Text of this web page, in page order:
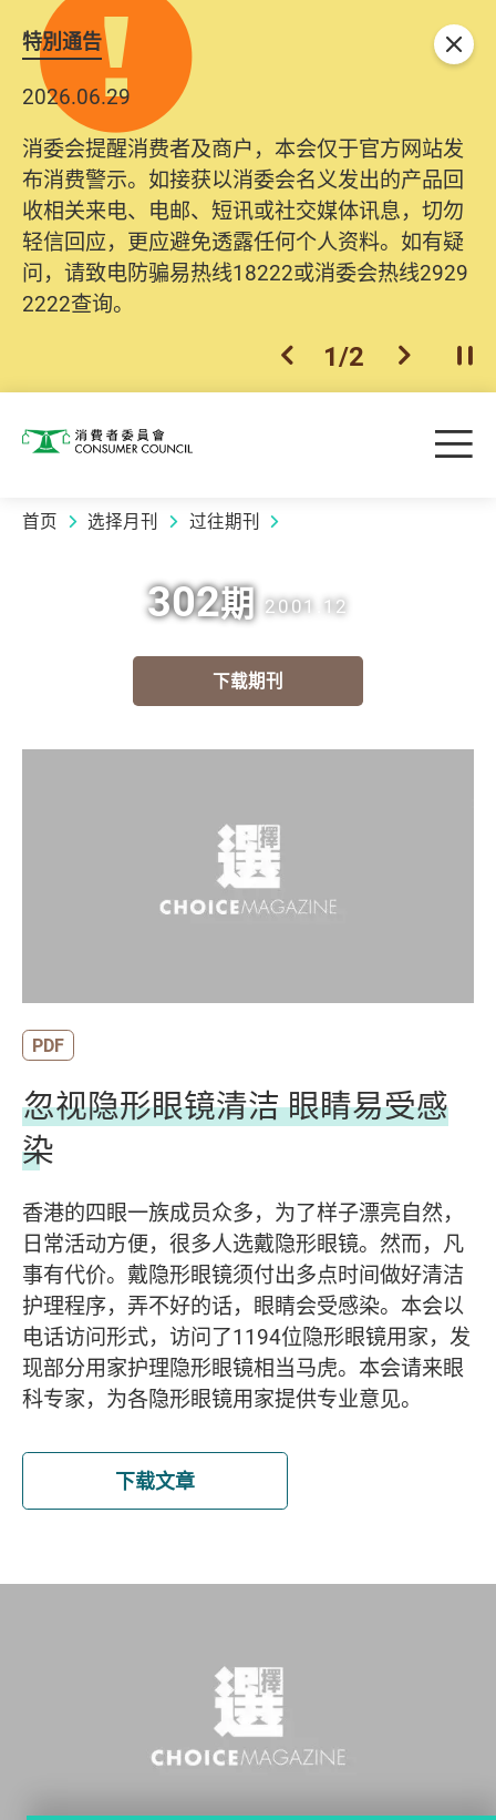
特別通告
2026.06.29
消委会提醒消费者及商户，本会仅于官方网站发
布消费警示。如接获以消委会名义发出的产品回
收相关来电、电邮、短讯或社交媒体讯息，切勿
轻信回应，更应避免透露任何个人资料。如有疑
问，请致电防骗易热线18222或消委会热线2929
2222查询。
上一个
1/2 下一个开
关闭
消费者委员会 目
首页 选择月刊 过往期刊
302期 2001.12
下载期刊
PDF
忽视隐形眼镜清洁 眼睛易受感
染
香港的四眼一族成员众多，为了样子漂亮自然，
日常活动方便，很多人选戴隐形眼镜。然而，凡
事有代价。戴隐形眼镜须付出多点时间做好清洁
护理程序，弄不好的话，眼睛会受感染。本会以
电话访问形式，访问了1194位隐形眼镜用家，发
现部分用家护理隐形眼镜相当马虎。本会请来眼
科专家，为各隐形眼镜用家提供专业意见。
下载文章